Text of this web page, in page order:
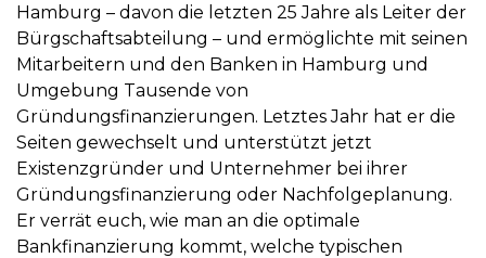
Hamburg – davon die letzten 25 Jahre als Leiter der
Bürgschaftsabteilung – und ermöglichte mit seinen
Mitarbeitern und den Banken in Hamburg und
Umgebung Tausende von
Gründungsfinanzierungen. Letztes Jahr hat er die
Seiten gewechselt und unterstützt jetzt
Existenzgründer und Unternehmer bei ihrer
Gründungsfinanzierung oder Nachfolgeplanung.
Er verrät euch, wie man an die optimale
Bankfinanzierung kommt, welche typischen